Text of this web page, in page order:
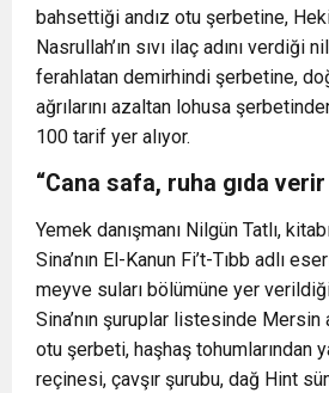
bahsettiği andız otu şerbetine,
Nasrullah’ın sıvı ilaç adını verdiği
ferahlatan demirhindi şerbetine,
ağrılarını azaltan lohusa
100 tarif yer alıyor.
“Cana safa, ruha gıda
Yemek danışmanı Nilgün Tatlı,
Sina’nın El-Kanun Fi’t-Tıbb adlı
meyve suları bölümüne yer
Sina’nın şuruplar listesinde Mersin
otu şerbeti, haşhaş tohumlarından
reçinesi, çavşır şurubu, dağ Hint